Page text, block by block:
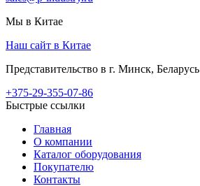
Мы в Китае
Наш сайт в Китае
Представительство в г. Минск, Беларусь
+375-29-355-07-86
Быстрые ссылки
Главная
О компании
Каталог оборудования
Покупателю
Контакты